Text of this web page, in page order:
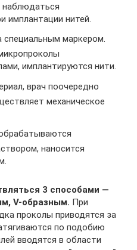
имплантации нитей.
специальным маркером.
имплантируются нити.
врач поочередно
механическое
наносится
3 способами —
V-образным. При
проколы приводятся за
по подобию
вводятся в области